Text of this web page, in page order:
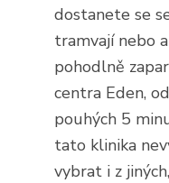
dostanete se
tramvají nebo
pohodlně
centra Eden,
pouhých 5
tato klinika
vybrat i z